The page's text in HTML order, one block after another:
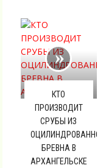
КТО
ПРОИЗВОДИТ
СРУБЫ ИЗ
БРЕВНА В
АРХАНГЕЛЬСКЕ